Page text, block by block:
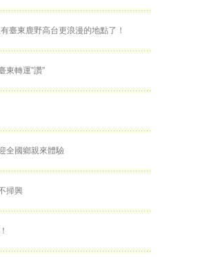
臺東鹿野高台更浪漫的地點了！
東轉運”讚”
全國鄉親來體驗
掃興